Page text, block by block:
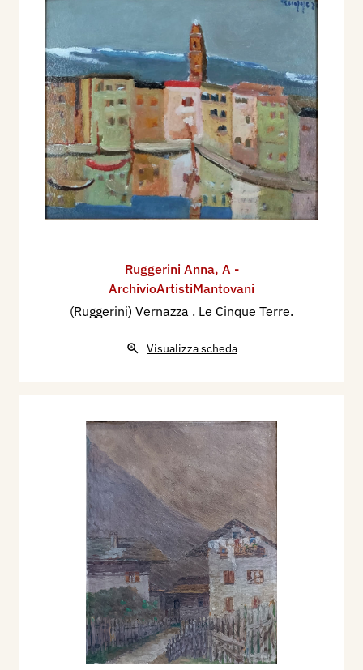
Ruggerini Anna, A -
ArchivioArtistiMantovani
(Ruggerini) Vernazza . Le Cinque Terre.
Visualizza scheda